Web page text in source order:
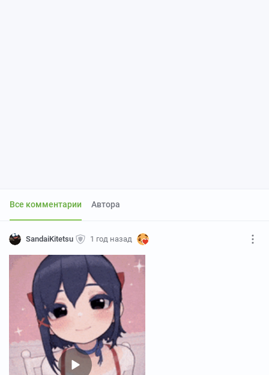
Все комментарии Автора
SandaiKitetsu 1 год назад